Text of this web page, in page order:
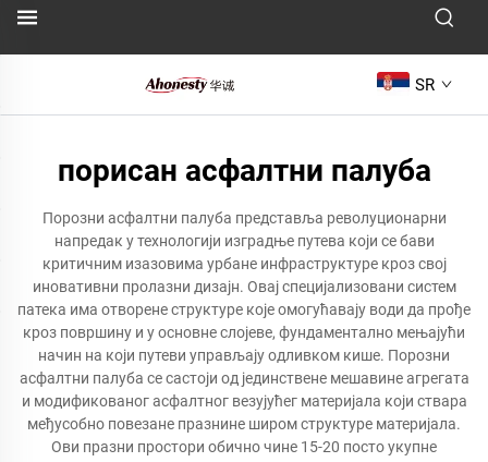
SR
порисан асфалтни палуба
Порозни асфалтни палуба представља револуционарни
напредак у технологији изградње путева који се бави
критичним изазовима урбане инфраструктуре кроз свој
иновативни пролазни дизајн. Овај специјализовани систем
патека има отворене структуре које омогућавају води да прође
кроз површину и у основне слојеве, фундаментално мењајући
начин на који путеви управљају одливком кише. Порозни
асфалтни палуба се састоји од јединствене мешавине агрегата
и модификованог асфалтног везујућег материјала који ствара
међусобно повезане празнине широм структуре материјала.
Ови празни простори обично чине 15-20 посто укупне